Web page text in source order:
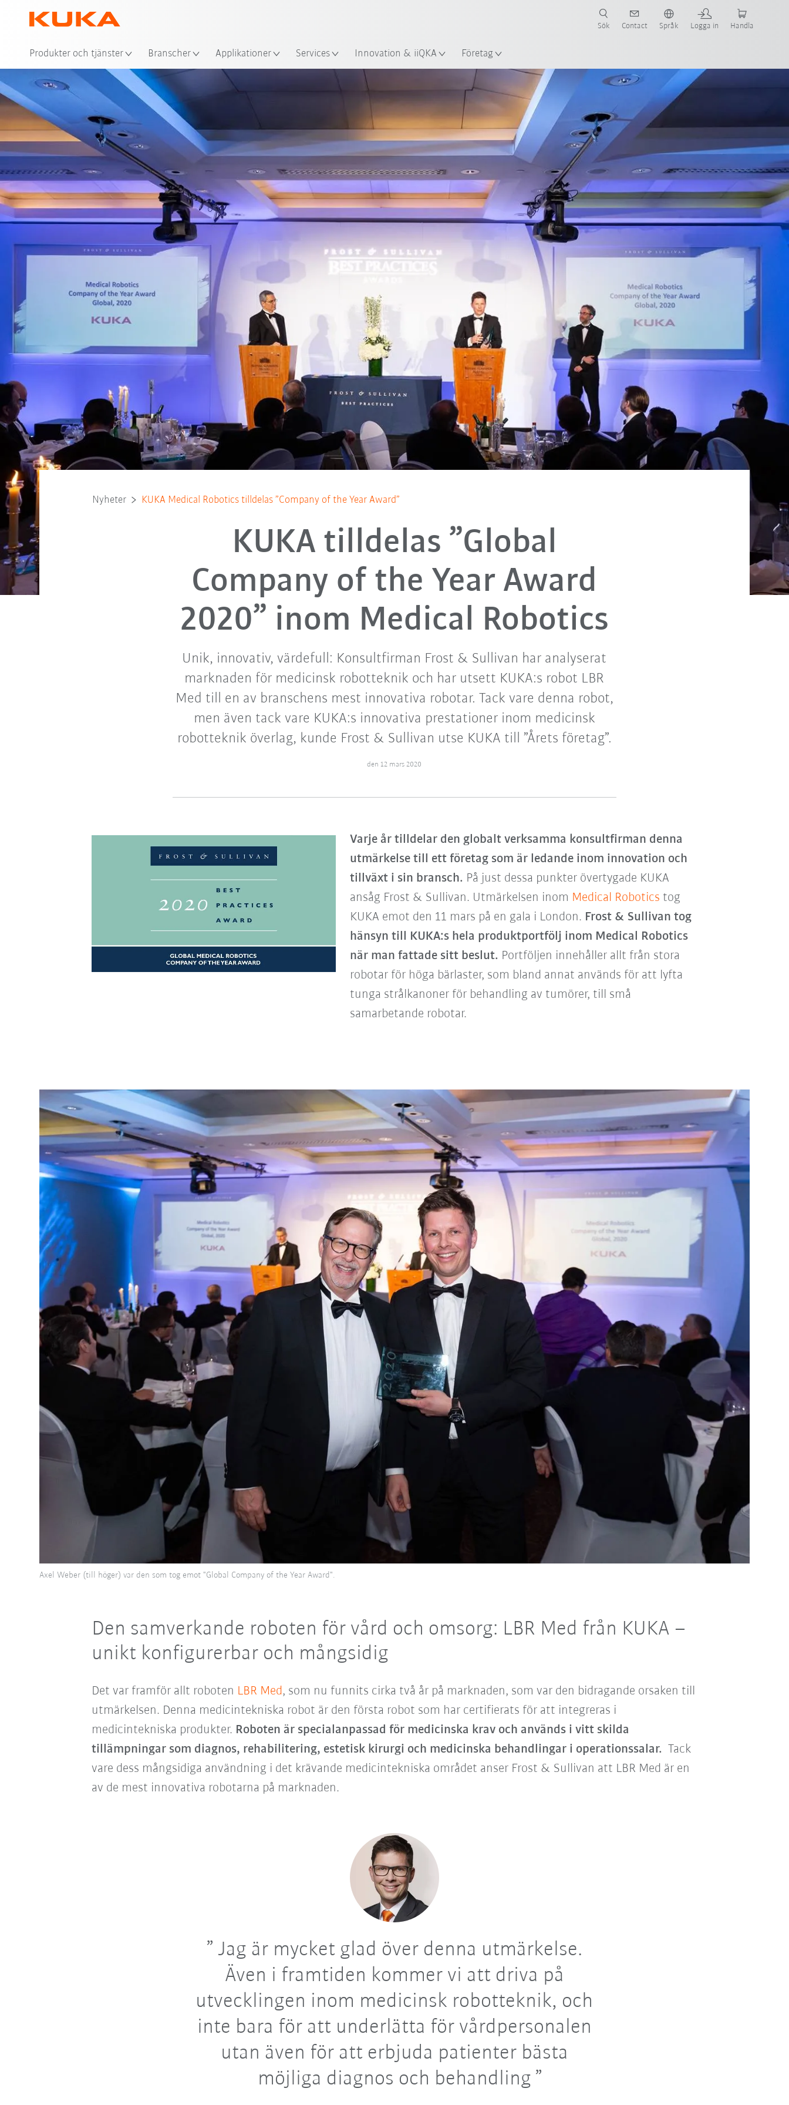
Produkter och tjänster Branscher Applikationer Services Innovation & iiQKA Företag
Sök Contact Språk Logga in Handla
Nyheter KUKA Medical Robotics tilldelas ”Company of the Year Award”
KUKA tilldelas ”Global
Company of the Year Award
2020” inom Medical Robotics
Unik, innovativ, värdefull: Konsultfirman Frost & Sullivan har analyserat
marknaden för medicinsk robotteknik och har utsett KUKA:s robot LBR
Med till en av branschens mest innovativa robotar. Tack vare denna robot,
men även tack vare KUKA:s innovativa prestationer inom medicinsk
robotteknik överlag, kunde Frost & Sullivan utse KUKA till ”Årets företag”.
den 12 mars 2020
Varje år tilldelar den globalt verksamma konsultfirman denna
utmärkelse till ett företag som är ledande inom innovation och
tillväxt i sin bransch. På just dessa punkter övertygade KUKA
ansåg Frost & Sullivan. Utmärkelsen inom Medical Robotics tog
KUKA emot den 11 mars på en gala i London. Frost & Sullivan tog
hänsyn till KUKA:s hela produktportfölj inom Medical Robotics
när man fattade sitt beslut. Portföljen innehåller allt från stora
robotar för höga bärlaster, som bland annat används för att lyfta
tunga strålkanoner för behandling av tumörer, till små
samarbetande robotar.
Axel Weber (till höger) var den som tog emot "Global Company of the Year Award".
Den samverkande roboten för vård och omsorg: LBR Med från KUKA –
unikt konfigurerbar och mångsidig
Det var framför allt roboten LBR Med, som nu funnits cirka två år på marknaden, som var den bidragande orsaken till
utmärkelsen. Denna medicintekniska robot är den första robot som har certifierats för att integreras i
medicintekniska produkter. Roboten är specialanpassad för medicinska krav och används i vitt skilda
tillämpningar som diagnos, rehabilitering, estetisk kirurgi och medicinska behandlingar i operationssalar. Tack
vare dess mångsidiga användning i det krävande medicintekniska området anser Frost & Sullivan att LBR Med är en
av de mest innovativa robotarna på marknaden.
Jag är mycket glad över denna utmärkelse.
Även i framtiden kommer vi att driva på
utvecklingen inom medicinsk robotteknik, och
inte bara för att underlätta för vårdpersonalen
utan även för att erbjuda patienter bästa
möjliga diagnos och behandling